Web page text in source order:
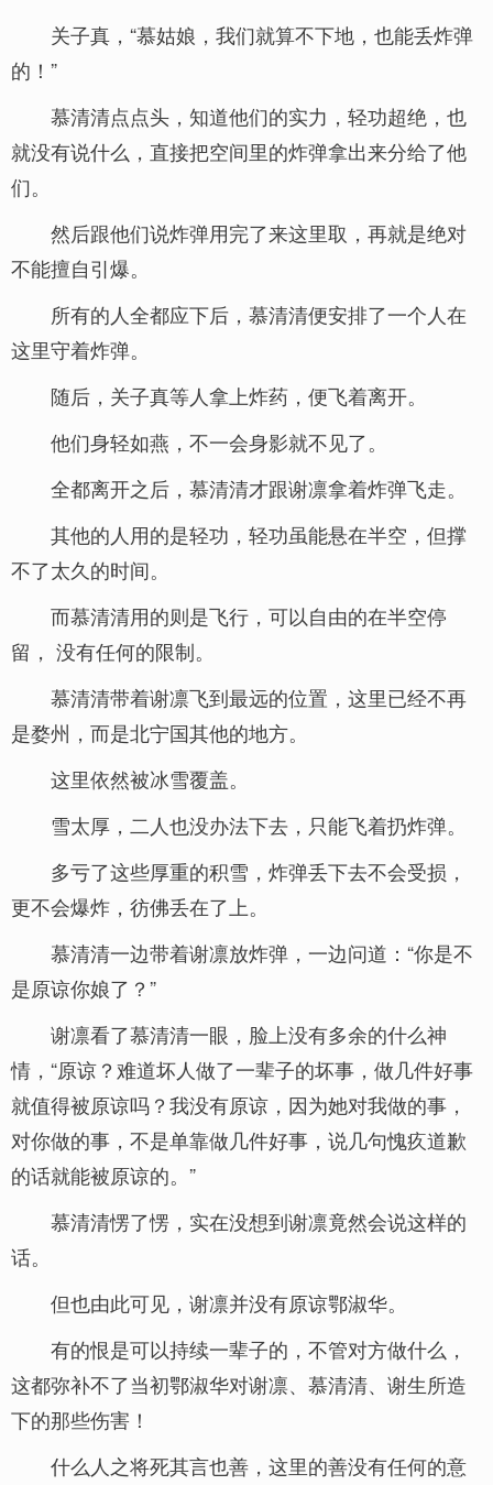
关子真，“慕姑娘，我们就算不下地，也能丢炸弹
的！”
慕清清点点头，知道他们的实力，轻功超绝，也
就没有说什么，直接把空间里的炸弹拿出来分给了他
们。
然后跟他们说炸弹用完了来这里取，再就是绝对
不能擅自引爆。
所有的人全都应下后，慕清清便安排了一个人在
这里守着炸弹。
随后，关子真等人拿上炸药，便飞着离开。
他们身轻如燕，不一会身影就不见了。
全都离开之后，慕清清才跟谢凛拿着炸弹飞走。
其他的人用的是轻功，轻功虽能悬在半空，但撑
不了太久的时间。
而慕清清用的则是飞行，可以自由的在半空停
留， 没有任何的限制。
慕清清带着谢凛飞到最远的位置，这里已经不再
是婺州，而是北宁国其他的地方。
这里依然被冰雪覆盖。
雪太厚，二人也没办法下去，只能飞着扔炸弹。
多亏了这些厚重的积雪，炸弹丢下去不会受损，
更不会爆炸，彷佛丢在了上。
慕清清一边带着谢凛放炸弹，一边问道：“你是不
是原谅你娘了？”
谢凛看了慕清清一眼，脸上没有多余的什么神
情，“原谅？难道坏人做了一辈子的坏事，做几件好事
就值得被原谅吗？我没有原谅，因为她对我做的事，
对你做的事，不是单靠做几件好事，说几句愧疚道歉
的话就能被原谅的。”
慕清清愣了愣，实在没想到谢凛竟然会说这样的
话。
但也由此可见，谢凛并没有原谅鄂淑华。
有的恨是可以持续一辈子的，不管对方做什么，
这都弥补不了当初鄂淑华对谢凛、慕清清、谢生所造
下的那些伤害！
什么人之将死其言也善，这里的善没有任何的意